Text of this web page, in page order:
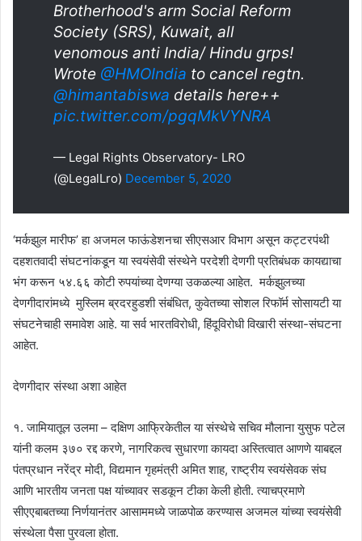
Brotherhood's arm Social Reform
Society (SRS), Kuwait, all
venomous anti India/ Hindu grps!
Wrote @HMOIndia to cancel regtn.
@himantabiswa details here++
pic.twitter.com/pgqMkVYNRA
— Legal Rights Observatory- LRO
(@LegalLro) December 5, 2020
‘मर्कझुल मारीफ’ हा अजमल फाऊंडेशनचा सीएसआर विभाग असून कट्टरपंथी
दहशतवादी संघटनांकडून या स्वयंसेवी संस्थेने परदेशी देणगी प्रतिबंधक कायद्याचा
भंग करून ५४.६६ कोटी रुपयांच्या देणग्या उकळल्या आहेत. मर्कझुलच्या
देणगीदारांमध्ये मुस्लिम ब्रदरहुडशी संबंधित, कुवेतच्या सोशल रिफॉर्म सोसायटी या
संघटनेचाही समावेश आहे. या सर्व भारतविरोधी, हिंदूविरोधी विखारी संस्था-संघटना
आहेत.
देणगीदार संस्था अशा आहेत
१. जामियातूल उलमा – दक्षिण आफ्रिकेतील या संस्थेचे सचिव मौलाना युसुफ पटेल
यांनी कलम ३७० रद्द करणे, नागरिकत्व सुधारणा कायदा अस्तित्वात आणणे याबद्दल
पंतप्रधान नरेंद्र मोदी, विद्यमान गृहमंत्री अमित शाह, राष्ट्रीय स्वयंसेवक संघ
आणि भारतीय जनता पक्ष यांच्यावर सडकून टीका केली होती. त्याचप्रमाणे
सीएएबाबतच्या निर्णयानंतर आसाममध्ये जाळपोळ करण्यास अजमल यांच्या स्वयंसेवी
संस्थेला पैसा पुरवला होता.